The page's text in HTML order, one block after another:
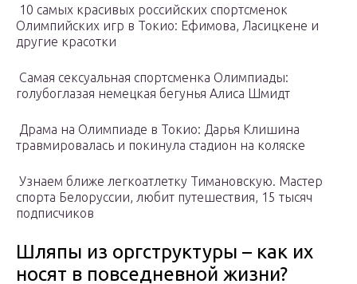
10 самых красивых российских спортсменок
Олимпийских игр в Токио: Ефимова, Ласицкене и
другие красотки
Самая сексуальная спортсменка Олимпиады:
голубоглазая немецкая бегунья Алиса Шмидт
Драма на Олимпиаде в Токио: Дарья Клишина
травмировалась и покинула стадион на коляске
Узнаем ближе легкоатлетку Тимановскую. Мастер
спорта Белоруссии, любит путешествия, 15 тысяч
подписчиков
Шляпы из оргструктуры – как их
носят в повседневной жизни?